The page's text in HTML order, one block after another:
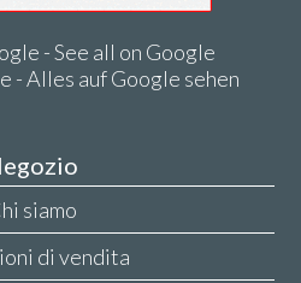
- See all on Google
- Alles auf Google sehen
siamo
di vendita